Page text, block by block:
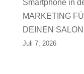
MARKETING
DEINEN
Juli 7, 2026